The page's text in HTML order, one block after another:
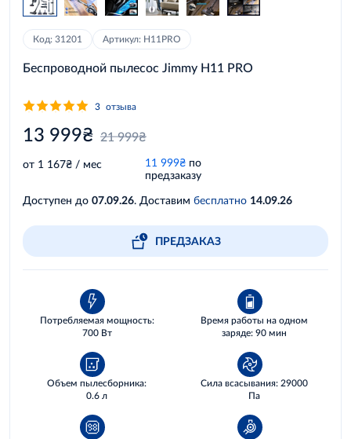
Код: 31201 Артикул: H11PRO
Беспроводной пылесос Jimmy H11 PRO
3 отзыва
13 999₴ 21 999₴
от 1 167₴ / мес 11 999₴ по
предзаказу
Доступен до 07.09.26. Доставим бесплатно 14.09.26
ПРЕДЗАКАЗ
Потребляемая мощность:
700 Вт
Время работы на одном
заряде: 90 мин
Объем пылесборника:
0.6 л
Сила всасывания: 29000
Па